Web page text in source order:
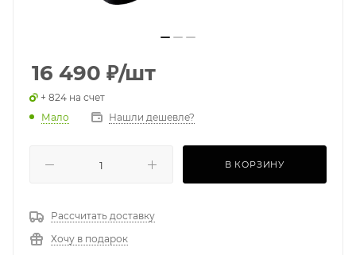
16 490 ₽/шт
+ 824 на счет
Мало
Нашли дешевле?
В КОРЗИНУ
Рассчитать доставку
Хочу в подарок